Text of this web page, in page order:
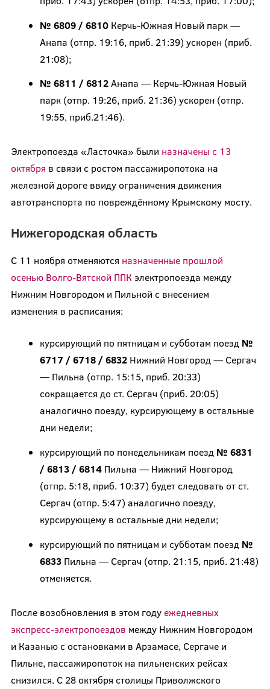
№ 6809 / 6810Керчь-Южная Новый парк —
Анапа (отпр. 19:16, приб. 21:39) ускорен (приб.
21:08);
№ 6811 / 6812Анапа — Керчь-Южная Новый
парк (отпр. 19:26, приб. 21:36) ускорен (отпр.
19:55, приб.21:46).
Электропоезда «Ласточка» были назначены с 13
октября в связи с ростом пассажиропотока на
железной дороге ввиду ограничения движения
автотранспорта по повреждённому Крымскому мосту.
Нижегородская область
С 11 ноября отменяются назначенные прошлой
осенью Волго-Вятской ППК электропоезда между
Нижним Новгородом и Пильной с внесением
изменения в расписания:
курсирующий по пятницам и субботам поезд №
6717 / 6718 / 6832Нижний Новгород — Сергач
— Пильна (отпр. 15:15, приб. 20:33)
сокращается до ст. Сергач (приб. 20:05)
аналогично поезду, курсирующему в остальные
дни недели;
курсирующий по понедельникам поезд № 6831
/ 6813 / 6814Пильна — Нижний Новгород
(отпр. 5:18, приб. 10:37) будет следовать от ст.
Сергач (отпр. 5:47) аналогично поезду,
курсирующему в остальные дни недели;
курсирующий по пятницам и субботам поезд №
6833Пильна — Сергач (отпр. 21:15, приб. 21:48)
отменяется.
После возобновления в этом году ежедневных
экспресс-электропоездов между Нижним Новгородом
и Казанью с остановками в Арзамасе, Сергаче и
Пильне, пассажиропоток на пильненских рейсах
снизился. С 28 октября столицы Приволжского